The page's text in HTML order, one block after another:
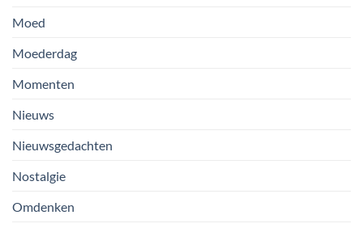
Moed
Moederdag
Momenten
Nieuws
Nieuwsgedachten
Nostalgie
Omdenken